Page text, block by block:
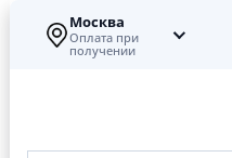
Москва
Оплата при
получении